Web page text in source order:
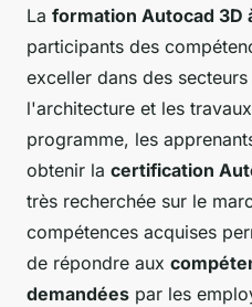
La formation Autocad 3D
participants des
exceller dans des
l'architecture et les
programme, les
obtenir la certification
très recherchée sur le
compétences acquises
de répondre aux
demandées par les